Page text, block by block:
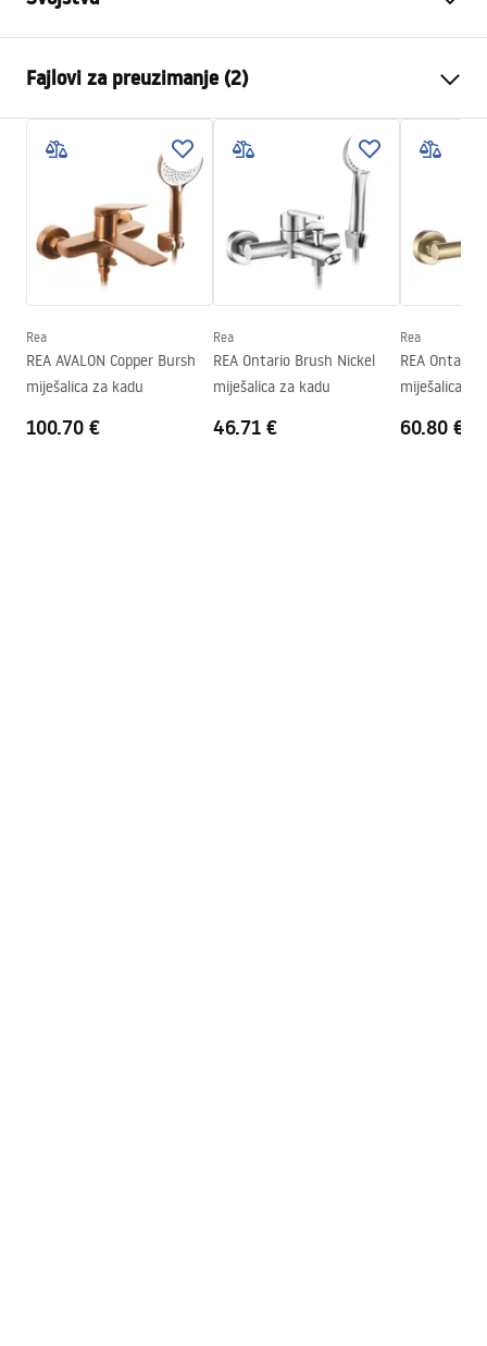
Način montaže
Boja
Crn
Vrsta izljevne cijevi
Fiksna
Doseg izljeva
165mm
Visina
80mm
Promjer priključka
Razmak priključaka
150mm
Fajlovi za preuzimanje (2)
Montažne upute
Garantni uslovi
Warranty_Terms_and_Conditions_Faucets_-_5.pdf
Rea
REA AVALON Copper Bursh
miješalica za kadu
100.70 €
Rea
REA Ontario Brush Nickel
miješalica za kadu
46.71 €
Rea
REA Ontario
miješalica za
60.80 €